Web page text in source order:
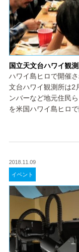
国立天文台ハワイ観
ハワイ島ヒロで開催
文台ハワイ観測所は2
ンバーなど地元住民
を米国ハワイ島ヒロ
2018.11.09
イベント